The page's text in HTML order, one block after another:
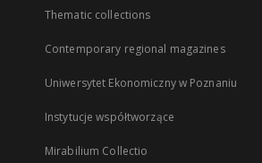
Thematic collections
Contemporary regional magazines
Uniwersytet Ekonomiczny w Poznaniu
Instytucje współtworzące
Mirabilium Collectio